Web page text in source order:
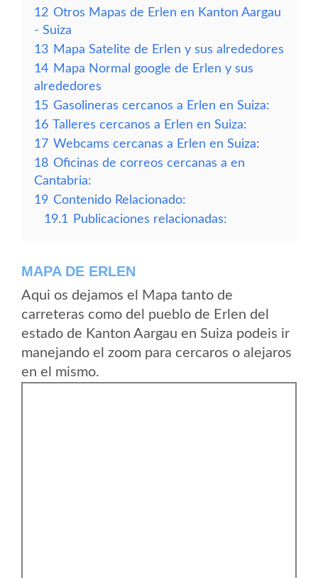
12 Otros Mapas de Erlen en Kanton Aargau
- Suiza
13 Mapa Satelite de Erlen y sus alrededores
14 Mapa Normal google de Erlen y sus
alrededores
15 Gasolineras cercanos a Erlen en Suiza:
16 Talleres cercanos a Erlen en Suiza:
17 Webcams cercanas a Erlen en Suiza:
18 Oficinas de correos cercanas a en
Cantabria:
19 Contenido Relacionado:
19.1
Publicaciones relacionadas:
MAPA DE ERLEN
Aqui os dejamos el Mapa tanto de
carreteras como del pueblo de Erlen del
estado de Kanton Aargau en Suiza podeis ir
manejando el zoom para cercaros o alejaros
en el mismo.